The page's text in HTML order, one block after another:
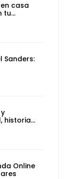
casa
tu…
Sanders:
historia…
Online